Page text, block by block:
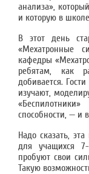
анализа»,
и которую в
В этот день
«Мехатронные
кафедры
ребятам, как
добивается.
изучают,
способности, — и
Надо сказать,
для учащихся
пробуют свои
Такую